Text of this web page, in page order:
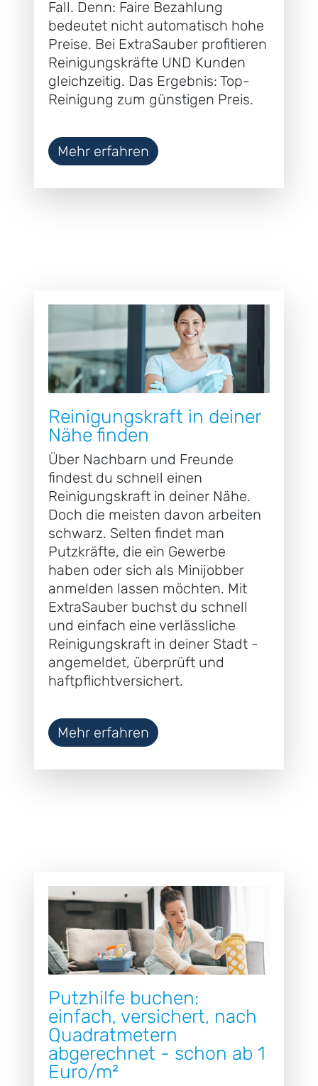
Fall. Denn: Faire Bezahlung
bedeutet nicht automatisch hohe
Preise. Bei ExtraSauber profitieren
Reinigungskräfte UND Kunden
gleichzeitig. Das Ergebnis: Top-
Reinigung zum günstigen Preis.
Mehr erfahren
Reinigungskraft in deiner
Nähe finden
Über Nachbarn und Freunde
findest du schnell einen
Reinigungskraft in deiner Nähe.
Doch die meisten davon arbeiten
schwarz. Selten findet man
Putzkräfte, die ein Gewerbe
haben oder sich als Minijobber
anmelden lassen möchten. Mit
ExtraSauber buchst du schnell
und einfach eine verlässliche
Reinigungskraft in deiner Stadt -
angemeldet, überprüft und
haftpflichtversichert.
Mehr erfahren
Putzhilfe buchen:
einfach, versichert, nach
Quadratmetern
abgerechnet - schon ab 1
Euro/m²